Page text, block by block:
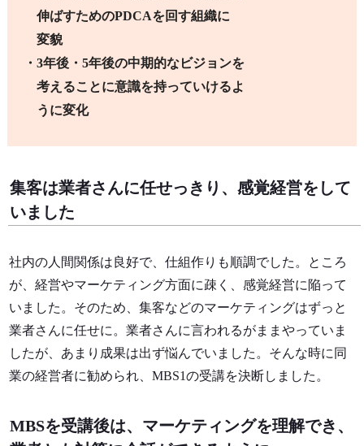
伸ばすためのPDCAを回す組織に
変貌
・3年後・5年後の中期的なビジョンを
考えることに意識を持っていけるよ
うに変化
集客は業者さんに任せっきり、 感覚経営をして
いました
社内の人間関係は良好で、仕組作りも順調でした。ところ
が、経営やマーケティング方面に疎く、感覚経営に陥って
いました。そのため、集客などのマーケティングはずっと
業者さんに任せに。業者さんに言われるがままやっていま
したが、あまり成果は出ず悩んでいました。そんな時に同
業の経営者に勧められ、MBS1の受講を決断しました。
MBSを受講後は、 マーケティングを理解でき、